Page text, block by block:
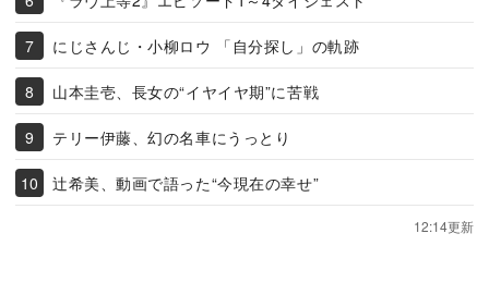
にじさんじ・小柳ロウ 「自分探し」の軌跡
山本圭壱、長女の“イヤイヤ期”に苦戦
テリー伊藤、幻の名車にうっとり
辻希美、動画で語った“今現在の幸せ”
12:14更新